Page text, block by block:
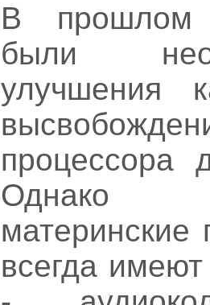
В прошлом
были
улучшения
процессора
Однако
материнские
всегда